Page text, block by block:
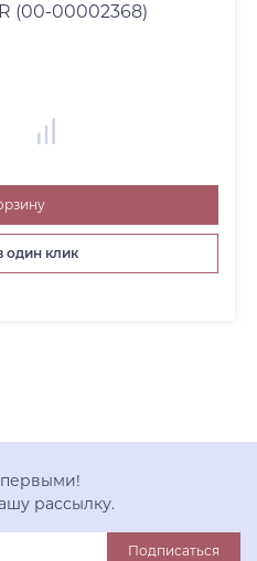
(00-00002368)
один клик
первыми!
рассылку.
Подписаться